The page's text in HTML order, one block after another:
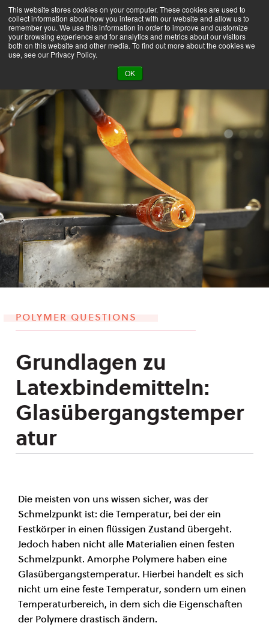
This website stores cookies on your computer. These cookies are used to
collect information about how you interact with our website and allow us to
remember you. We use this information in order to improve and customize
your browsing experience and for analytics and metrics about our visitors
both on this website and other media. To find out more about the cookies we
use, see our Privacy Policy.
OK
POLYMER QUESTIONS
Grundlagen zu
Latexbindemitteln:
Glasübergangstemper
atur
Die meisten von uns wissen sicher, was der
Schmelzpunkt ist: die Temperatur, bei der ein
Festkörper in einen flüssigen Zustand übergeht.
Jedoch haben nicht alle Materialien einen festen
Schmelzpunkt. Amorphe Polymere haben eine
Glasübergangstemperatur. Hierbei handelt es sich
nicht um eine feste Temperatur, sondern um einen
Temperaturbereich, in dem sich die Eigenschaften
der Polymere drastisch ändern.